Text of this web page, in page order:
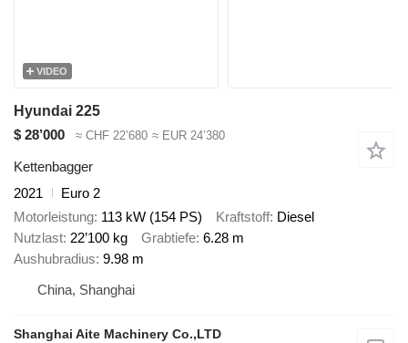
VIDEO
Hyundai 225
$ 28’000
≈ CHF 22’680 ≈ EUR 24’380
Kettenbagger
2021
Euro 2
Motorleistung 113 kW (154 PS) Kraftstoff Diesel
Nutzlast 22’100 kg Grabtiefe 6.28 m
Aushubradius 9.98 m
China, Shanghai
Shanghai Aite Machinery Co.,LTD